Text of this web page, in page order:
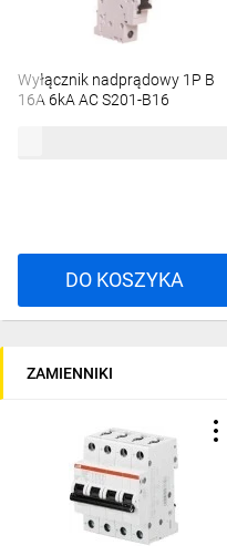
Wyłącznik nadprądowy 1P B
16A 6kA AC S201-B16
DO KOSZYKA
ZAMIENNIKI